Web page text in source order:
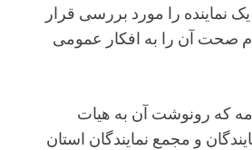
نماینده را مورد بررسی قرار
صحت آن را به افکار عمومی
که رونوشت آن به هیات
و مجمع نمایندگان استان